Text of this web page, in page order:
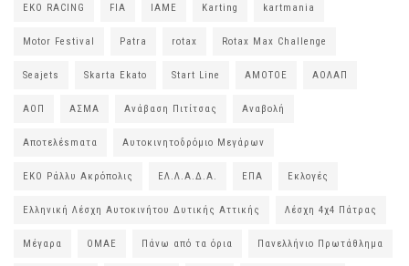
EKO RACING FIA IAME Karting kartmania
Motor Festival Patra rotax Rotax Max Challenge
Seajets Skarta Ekato Start Line ΑΜΟΤΟΕ ΑΟΛΑΠ
ΑΟΠ ΑΣΜΑ Ανάβαση Πιτίτσας Αναβολή
Αποτελέsmατα Αυτοκινητοδρόμιο Μεγάρων
ΕΚΟ Ράλλυ Ακρόπολις ΕΛ.Λ.Α.Δ.Α. ΕΠΑ Εκλογές
Ελληνική Λέσχη Αυτοκινήτου Δυτικής Αττικής Λέσχη 4χ4 Πάτρας
Μέγαρα ΟΜΑΕ Πάνω από τα όρια Πανελλήνιο Πρωτάθλημα